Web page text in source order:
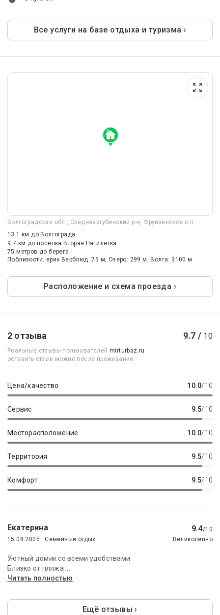
Все услуги на базе отдыха и туризма ›
Волгоградская обл., Среднеахтубинский р-н, Фрунзенское с.п.
13.1 кмдо Волгограда
9.7 км до поселка Вторая Пятилетка
75 метров до берега
Поблизости: ерик Верблюд: 75 м, Озеро: 299 м, Волга: 3100 м
Расположение и схема проезда ›
2 отзыва 9.7 / 10
Реальные отзывы пользователейmirturbaz.ru
оставить отзыв можно после проживания
Цена/качество 10.0/10
Сервис 9.5/10
Месторасположение 10.0/10
Территория 9.5/10
Комфорт 9.5/10
Екатерина 9.4/10
15.08.2025 · Семейный отдых
Великолепно
Уютный домик со всеми удобствами
Близко от пляжа ...
Читать полностью
Ещё отзывы ›